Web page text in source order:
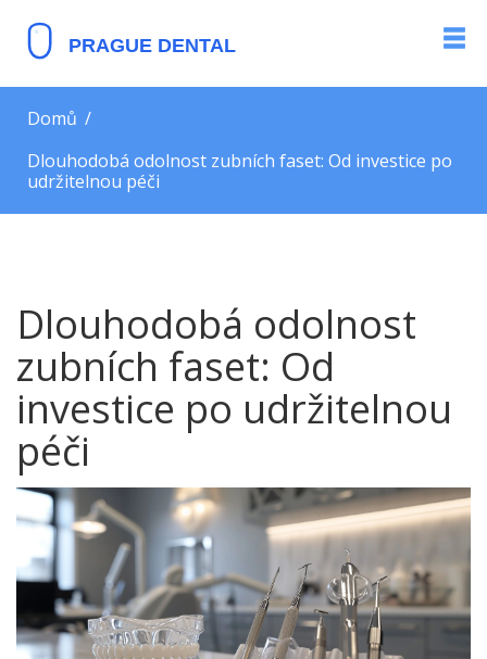
Domů
Dlouhodobá odolnost zubních faset: Od investice po
udržitelnou péči
Dlouhodobá odolnost
zubních faset: Od
investice po udržitelnou
péči